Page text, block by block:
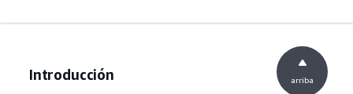
Introducción arriba